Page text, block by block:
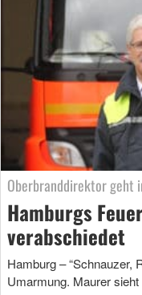
Oberbranddirektor geht
Hamburgs
verabschiedet
Hamburg – “Schnauzer,
Umarmung. Maurer